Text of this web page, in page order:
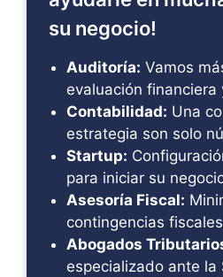
su negocio!
Auditoría: Vamos
evaluación financiera
Contabilidad: Una
estrategia son solo
Startup:
para iniciar su
Asesoría Fiscal:
contingencias
Abogados
especializado ante la